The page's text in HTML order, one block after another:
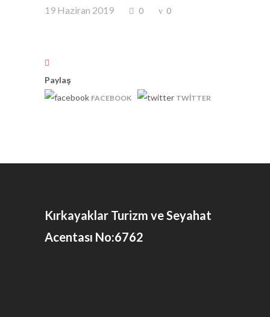
19 Haziran 2019 0 0
Paylaş
FACEBOOK TWITTER
Kırkayaklar Turizm ve Seyahat
Acentası No:6762